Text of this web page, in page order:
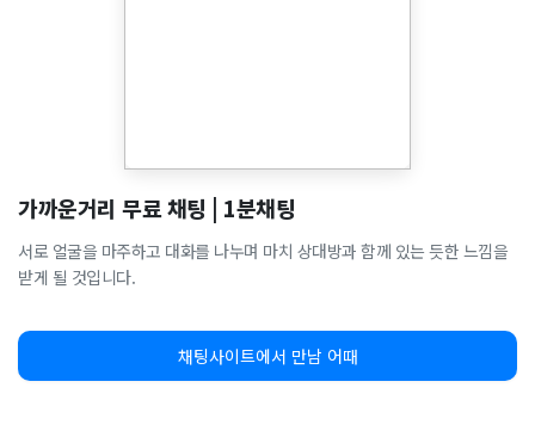
가까운거리 무료 채팅 | 1분채팅
서로 얼굴을 마주하고 대화를 나누며 마치 상대방과 함께 있는 듯한 느낌을
받게 될 것입니다.
채팅사이트에서 만남 어때